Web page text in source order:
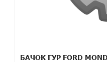
БАЧОК ГУР FORD